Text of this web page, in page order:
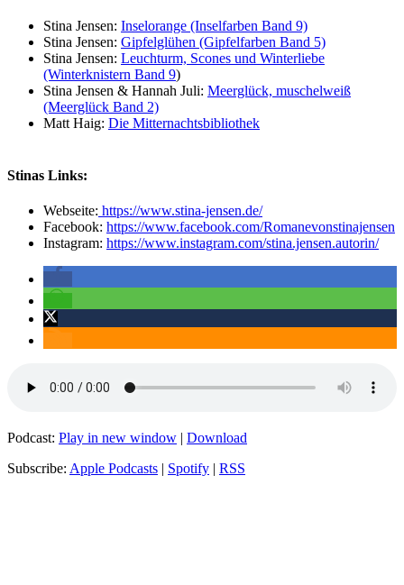
Stina Jensen: Inselorange (Inselfarben Band 9)
Stina Jensen: Gipfelglühen (Gipfelfarben Band 5)
Stina Jensen: Leuchturm, Scones und Winterliebe
(Winterknistern Band 9)
Stina Jensen & Hannah Juli: Meerglück, muschelweiß
(Meerglück Band 2)
Matt Haig: Die Mitternachtsbibliothek
Stinas Links:
Webseite: https://www.stina-jensen.de/
Facebook: https://www.facebook.com/Romanevonstinajensen
Instagram: https://www.instagram.com/stina.jensen.autorin/
Podcast: Play in new window | Download
Subscribe: Apple Podcasts | Spotify | RSS